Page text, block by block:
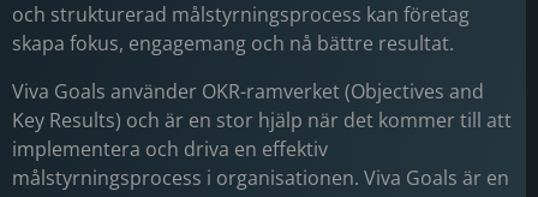
och strukturerad målstyrningsprocess kan företag
skapa fokus, engagemang och nå bättre resultat.
Viva Goals använder OKR-ramverket (Objectives and
Key Results) och är en stor hjälp när det kommer till att
implementera och driva en effektiv
målstyrningsprocess i organisationen. Viva Goals är en